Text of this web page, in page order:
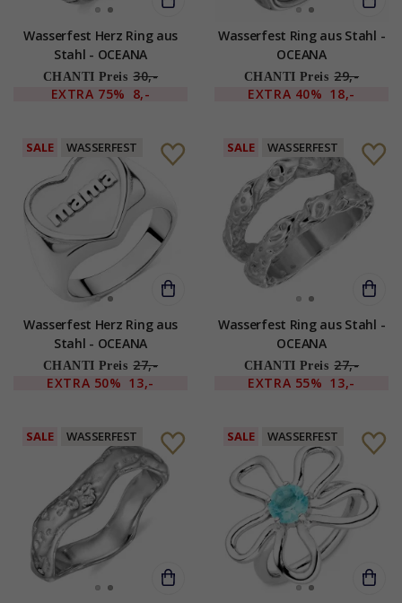
Wasserfest Herz Ring aus
Stahl - OCEANA
CHANTI Preis 30,-
EXTRA 75% 8,-
Wasserfest Ring aus Stahl -
OCEANA
CHANTI Preis 29,-
EXTRA 40% 18,-
SALE WASSERFEST
Wasserfest Herz Ring aus
Stahl - OCEANA
CHANTI Preis 27,-
EXTRA 50% 13,-
SALE WASSERFEST
Wasserfest Ring aus Stahl -
OCEANA
CHANTI Preis 27,-
EXTRA 55% 13,-
SALE WASSERFEST SALE WASSERFEST